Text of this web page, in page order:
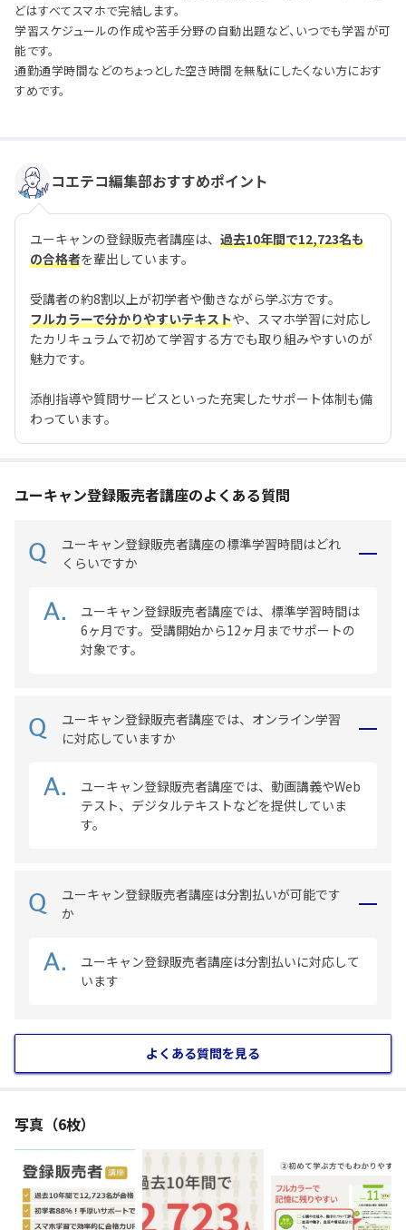
どはすべてスマホで完結します。
学習スケジュールの作成や苦手分野の自動出題など、いつでも学習が可
能です。
通勤通学時間などのちょっとした空き時間を無駄にしたくない方におす
すめです。
コエテコ編集部おすすめポイント
ユーキャンの登録販売者講座は、 過去10年間で12,723名も
の合格者を輩出しています。
受講者の約8割以上が初学者や働きながら学ぶ方です。
フルカラーで分かりやすいテキストや、スマホ学習に対応し
たカリキュラムで初めて学習する方でも取り組みやすいのが
魅力です。
添削指導や質問サービスといった充実したサポート体制も備
わっています。
ユーキャン登録販売者講座のよくある質問
ユーキャン登録販売者講座の標準学習時間はどれ
くらいですか
ユーキャン登録販売者講座では、標準学習時間は
6ヶ月です。受講開始から12ヶ月までサポートの
対象です。
ユーキャン登録販売者講座では、オンライン学習
に対応していますか
ユーキャン登録販売者講座では、動画講義やWeb
テスト、デジタルテキストなどを提供していま
す。
ユーキャン登録販売者講座は分割払いが可能です
か
ユーキャン登録販売者講座は分割払いに対応して
います
よくある質問を見る
写真（6枚）